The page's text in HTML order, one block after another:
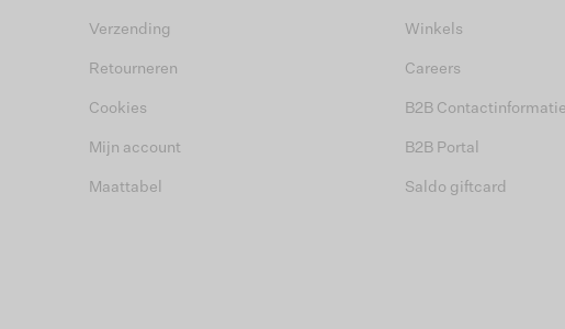
Verzending
Retourneren
Cookies
Mijn account
Maattabel
Winkels
Careers
B2B Contactinformatie
B2B Portal
Saldo giftcard